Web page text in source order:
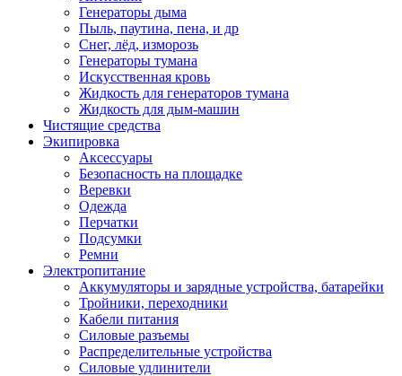
Генераторы дыма
Пыль, паутина, пена, и др
Снег, лёд, изморозь
Генераторы тумана
Искусственная кровь
Жидкость для генераторов тумана
Жидкость для дым-машин
Чистящие средства
Экипировка
Аксессуары
Безопасность на площадке
Веревки
Одежда
Перчатки
Подсумки
Ремни
Электропитание
Аккумуляторы и зарядные устройства, батарейки
Тройники, переходники
Кабели питания
Силовые разъемы
Распределительные устройства
Силовые удлинители